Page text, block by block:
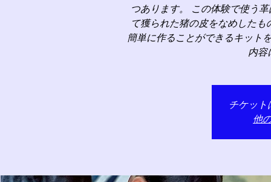
つあります。 この体験で使う
て獲られた猪の皮をなめした
簡単に作ることができるキット
内容
チケット
他